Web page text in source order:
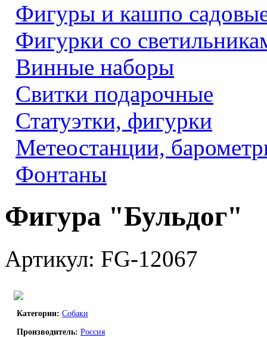
Фигуры и кашпо
Фигурки со
Винные наборы
Свитки подарочные
Статуэтки, фигурки
Метеостанции,
Фонтаны
Фигура "Бульдог"
Артикул: FG-12067
Категории: Собаки
Производитель: Россия